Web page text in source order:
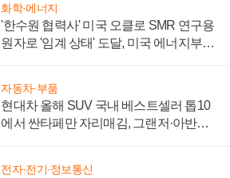
화학·에너지
'한수원 협력사' 미국 오클로 SMR 연구용
원자로 '임계 상태' 도달, 미국 에너지부
자동차·부품
현대차 올해 SUV 국내 베스트셀러 톱10
에서 싼타페만 자리매김, 그랜저·아반떼
전자·전기·정보통신